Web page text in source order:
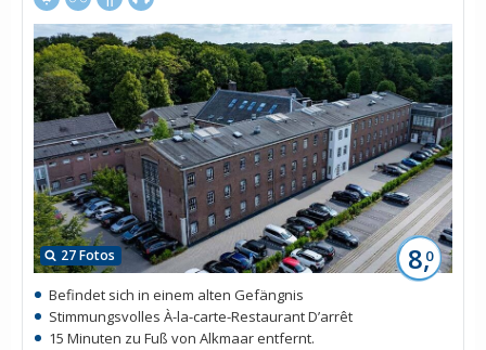
27 Fotos 8,0
Befindet sich in einem alten Gefängnis
Stimmungsvolles À-la-carte-Restaurant D’arrêt
15 Minuten zu Fuß von Alkmaar entfernt.